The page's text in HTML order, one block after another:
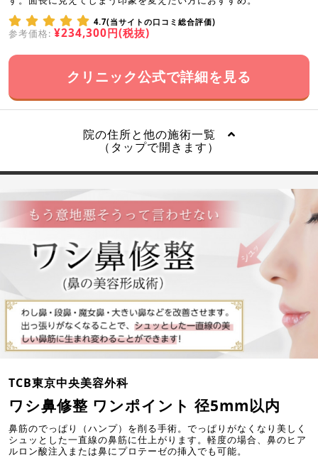
4.7(当サイトの口コミ総合評価)
参考価格: ¥234,300円(税抜)
クリニック公式で詳細を見る
院の住所と他の施術一覧
（タップで開きます）
TCB東京中央美容外科
ワシ鼻修整 ワンポイント 径5mm以内
鼻筋のでっぱり（ハンプ）を削る手術。でっぱりがなくなり美しく
シュッとした一直線の鼻筋に仕上がります。軽度の場合、鼻のヒア
ルロン酸注入または鼻にプロテーゼの挿入でも可能。